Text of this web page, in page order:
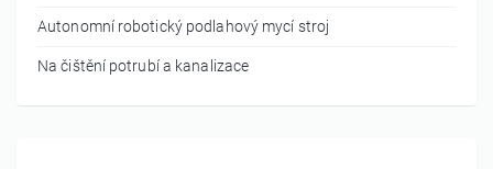
Autonomní robotický podlahový mycí stroj
Na čištění potrubí a kanalizace